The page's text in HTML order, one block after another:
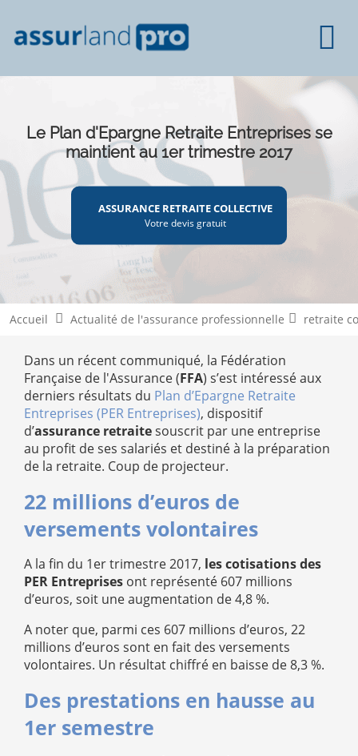
Le Plan d'Epargne Retraite Entreprises se
maintient au 1er trimestre 2017
ASSURANCE RETRAITE COLLECTIVE
Votre devis gratuit
Accueil Actualité de l'assurance professionnelle retraite
Dans un récent communiqué, la Fédération
Française de l'Assurance (FFA) s’est intéressé aux
derniers résultats du Plan d’Epargne Retraite
Entreprises (PER Entreprises), dispositif
d’assurance retraitesouscrit par une entreprise
au profit de ses salariés et destiné à la préparation
de la retraite. Coup de projecteur.
22 millions d’euros de
versements volontaires
A la fin du 1er trimestre 2017, les cotisations des
PER Entreprises ont représenté 607 millions
d’euros, soit une augmentation de 4,8 %.
A noter que, parmi ces 607 millions d’euros, 22
millions d’euros sont en fait des versements
volontaires. Un résultat chiffré en baisse de 8,3 %.
Des prestations en hausse au
1er semestre